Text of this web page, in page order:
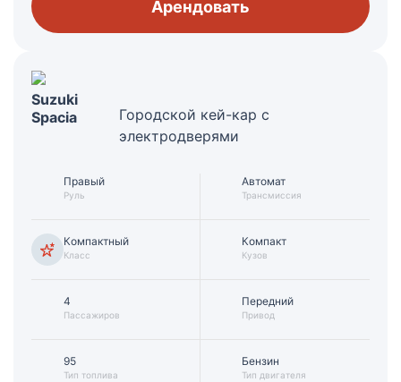
Арендовать
Suzuki
Spacia
Городской кей-кар с
электродверями
Правый
Руль
Компактный
Класс
Автомат
Трансмиссия
Компакт
Кузов
4
Пассажиров
95
Тип топлива
Передний
Привод
Бензин
Тип двигателя